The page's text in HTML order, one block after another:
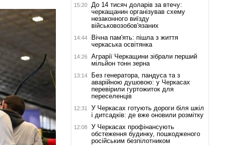
15:20
До 14 тисяч доларів за втечу:
черкащанин організував схему
незаконного виїзду
військовозобов'язаних
14:44
Вічна пам'ять: пішла з життя
черкаська освітянка
14:26
Аграрії Черкащини зібрали перший
мільйон тонн зерна
13:14
Без генератора, пандуса та з
аварійною душовою: у Черкасах
перевірили гуртожиток для
переселенців
12:31
У Черкасах готують дороги біля шкіл
і дитсадків: де вже оновили розмітку
12:08
У Черкасах профінансують
обстеження будинку, пошкодженого
російським безпілотником